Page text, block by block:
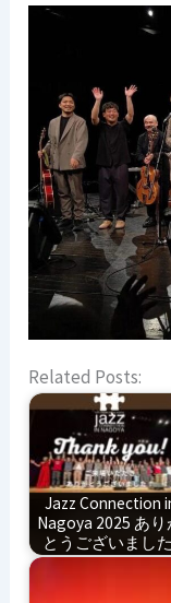
Related Posts:
Jazz Connection
Nagoya 2025 あり
とうございまし